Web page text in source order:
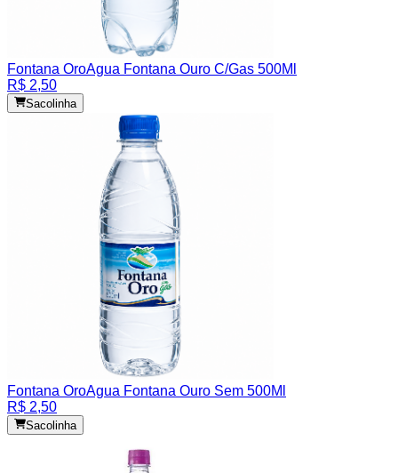
Fontana OroAgua Fontana Ouro C/Gas 500Ml
R$ 2,50
Sacolinha
Fontana OroAgua Fontana Ouro Sem 500Ml
R$ 2,50
Sacolinha